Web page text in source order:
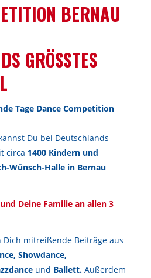
BERNAU
GRÖSSTES
Tage Dance Competition
Du bei Deutschlands
circa 1400 Kindern und
Wünsch-Halle in Bernau
Deine Familie an allen 3
Dich mitreißende Beiträge aus
Showdance,
und Ballett. Außerdem